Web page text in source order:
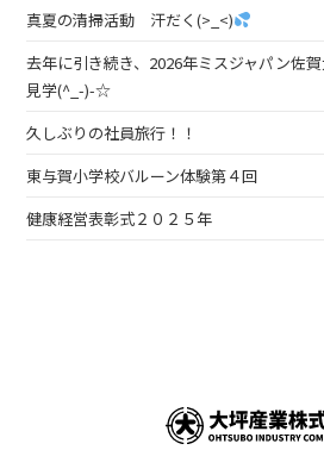
真夏の清掃活動 汗だく(>_<)
去年に引き続き、2026年ミスジャパン佐
見学(^_-)-☆
久しぶりの社員旅行！！
東与賀小学校バルーン体験第４回
健康経営表彰式２０２５年